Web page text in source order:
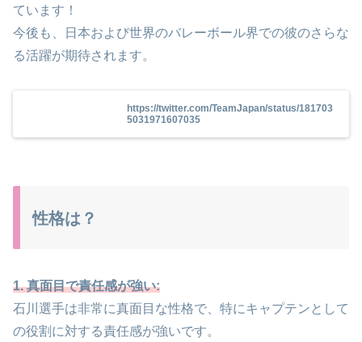
ています！
今後も、日本および世界のバレーボール界での彼のさらな
る活躍が期待されます。
https://twitter.com/TeamJapan/status/181703
5031971607035
性格は？
1. 真面目で責任感が強い:
石川選手は非常に真面目な性格で、特にキャプテンとして
の役割に対する責任感が強いです。